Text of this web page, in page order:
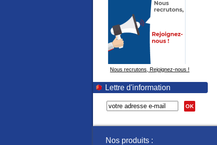
Nous recrutons, Rejoignez-nous !
Lettre d'information
OK
Nos produits :